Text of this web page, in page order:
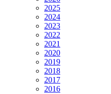
2025
2024
2023
2022
2021
2020
2019
2018
2017
2016